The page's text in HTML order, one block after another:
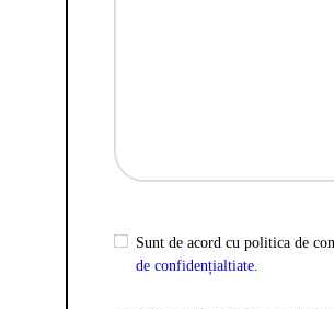
Sunt de acord cu politica de
de confidențialtiate.